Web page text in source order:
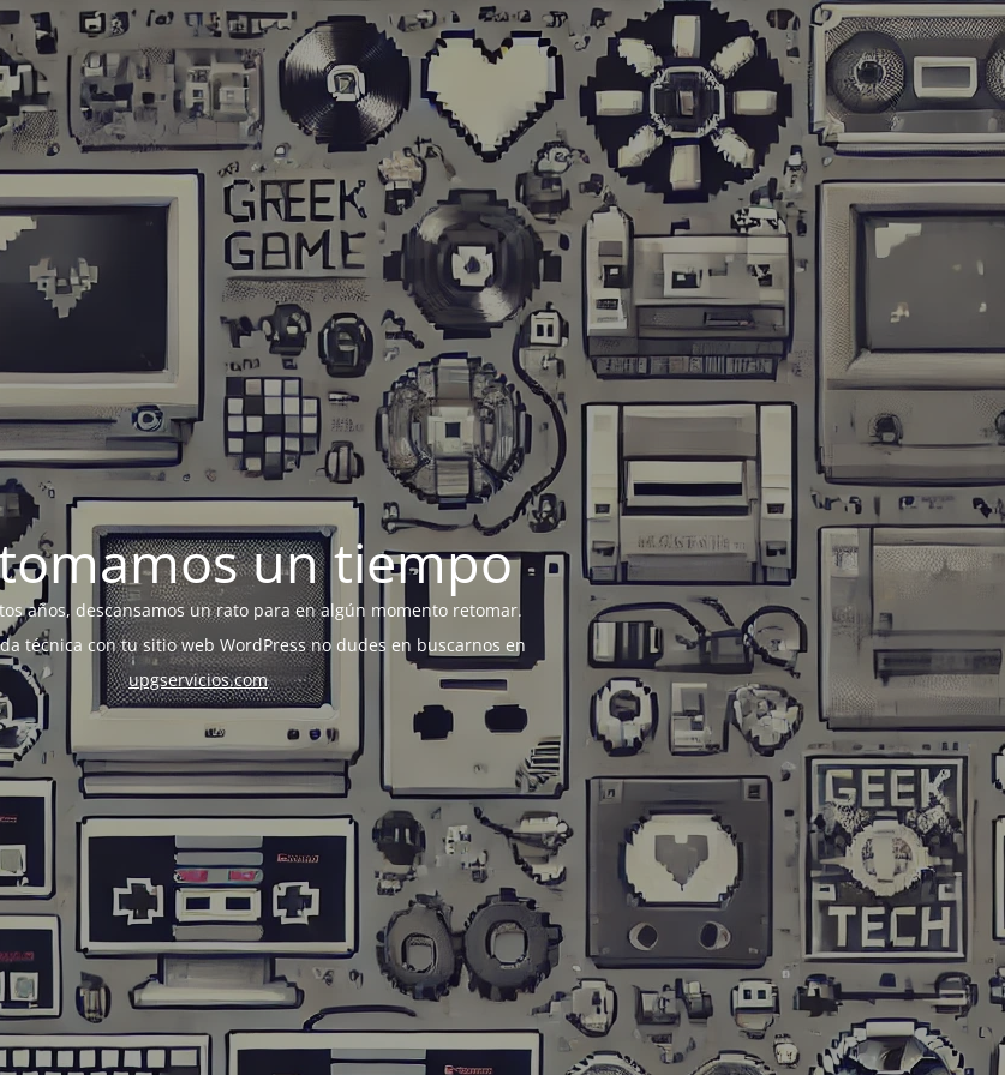
un tiempo
años, descansamos un rato para en algún momento retomar.
técnica con tu sitio web WordPress no dudes en buscarnos en
upgservicios.com